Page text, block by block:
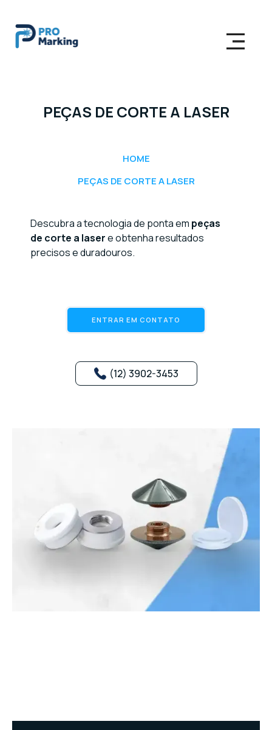
PEÇAS DE CORTE A LASER
HOME
PEÇAS DE CORTE A LASER
Descubra a tecnologia de ponta em peças
de corte a lasere obtenha resultados
precisos e duradouros.
ENTRAR EM CONTATO
(12) 3902-3453